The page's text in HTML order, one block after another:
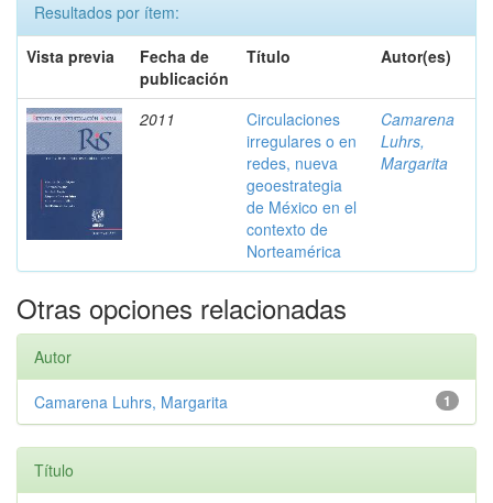
Resultados por ítem:
Vista previa
Fecha de
publicación
Título Autor(es)
2011
Circulaciones
irregulares o en
redes, nueva
geoestrategia
de México en el
contexto de
Norteamérica
Camarena
Luhrs,
Margarita
Otras opciones relacionadas
Autor
1
Camarena Luhrs, Margarita
Título